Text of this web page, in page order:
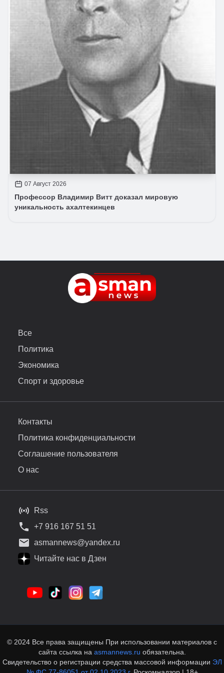
07 Август 2026
Профессор Владимир Витт доказал мировую
уникальность ахалтекинцев
Все
Политика
Экономика
Спорт и здоровье
Контакты
Политика конфиденциальности
Соглашение пользователя
О нас
Rss
+7 916 167 51 51
asmannews@yandex.ru
Читайте нас в Дзен
© 2024 Все права защищены При использовании материалов с
сайта ссылка на asmannews.ru обязательна.
Свидетельство о регистрации средства массовой информации ЭЛ